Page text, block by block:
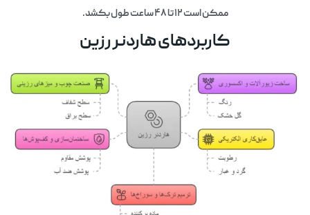
ممکن است ۱۲ تا ۴۸ ساعت طول بکشد.
کاربردهای هاردنر رزین